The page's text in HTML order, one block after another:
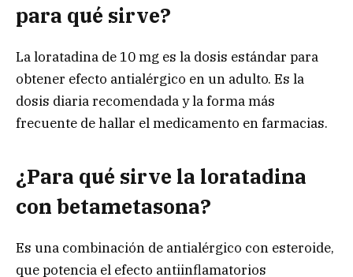
para qué sirve?
La loratadina de 10 mg es la dosis estándar para
obtener efecto antialérgico en un adulto. Es la
dosis diaria recomendada y la forma más
frecuente de hallar el medicamento en farmacias.
¿Para qué sirve la loratadina
con betametasona?
Es una combinación de antialérgico con esteroide,
que potencia el efecto antiinflamatorios